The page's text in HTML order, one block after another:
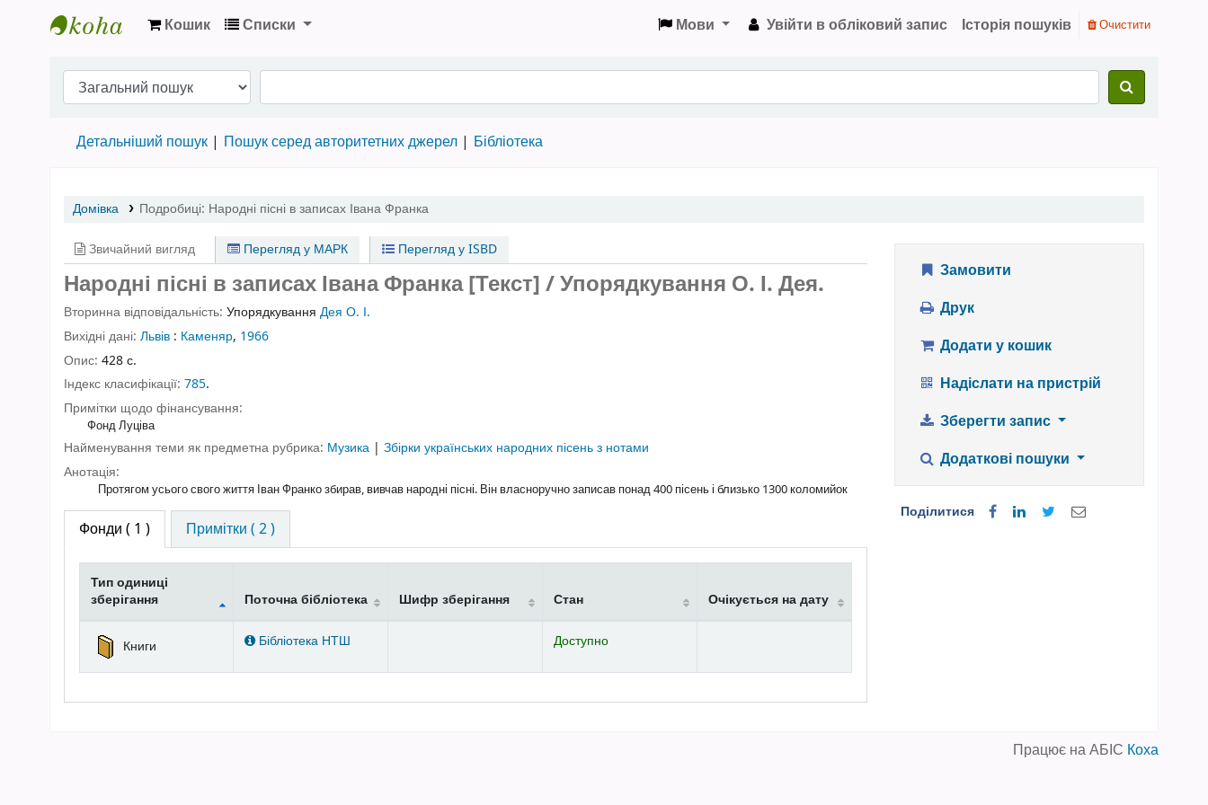
Кошик Списки Мови Увійти в обліковий запис Історія пошуків Очистити
Детальніший пошук Пошук серед авторитетних джерел Бібліотека
Домівка Подробиці: Народні пісні в записах Івана Франка
Звичайний вигляд Перегляд у МАРК Перегляд у ISBD
Народні пісні в записах Івана Франка [Текст] / Упорядкування О. І. Дея.
Вторинна відповідальність: Упорядкування Дея О. І.
Вихідні дані: Львів : Каменяр, 1966
Опис: 428 с.
Індекс класифікації: 785.
Примітки щодо фінансування:
Фонд Луціва
Найменування теми як предметна рубрика: Музика | Збірки українських народних пісень з нотами
Анотація:
Протягом усього свого життя Іван Франко збирав, вивчав народні пісні. Він власноручно записав понад 400 пісень і близько 1300 коломийок
Фонди ( 1 ) Примітки ( 2 )
Тип одиниці
зберігання
Поточна бібліотека Шифр зберігання Стан Очікується на дату
Книги Бібліотека НТШ Доступно
Замовити
Друк
Додати у кошик
Надіслати на пристрій
Зберегти запис
Додаткові пошуки
Поділитися
Працює на АБІС Коха